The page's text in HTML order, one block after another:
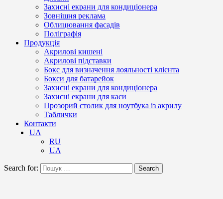
Захисні екрани для кондиціонера
Зовнішня реклама
Облицювання фасадів
Поліграфія
Продукція
Акрилові кишені
Акрилові підставки
Бокс для визначення лояльності клієнта
Бокси для батарейок
Захисні екрани для кондиціонера
Захисні екрани для каси
Прозорий столик для ноутбука із акрилу
Таблички
Контакти
UA
RU
UA
Search for: Search